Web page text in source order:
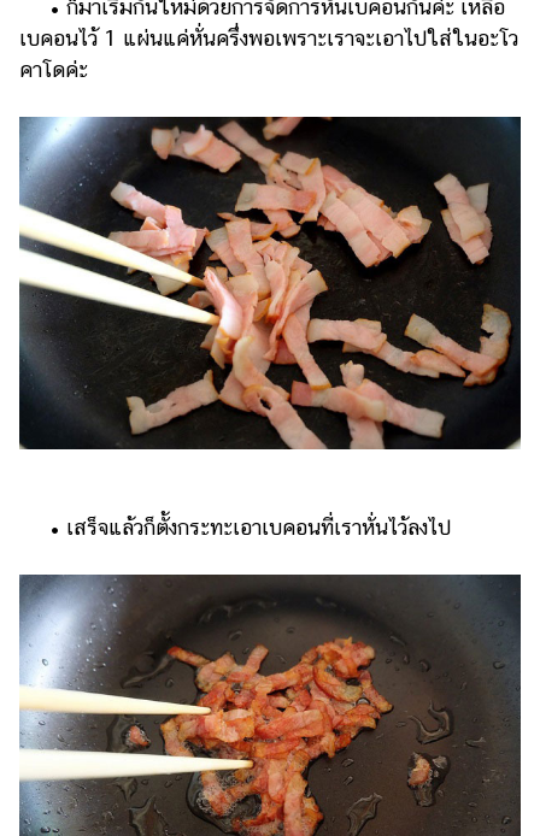
• ก็มาเริ่มกันใหม่ด้วยการจัดการหั่นเบคอนกันค่ะ เหลือ
เบคอนไว้ 1 แผ่นแค่หั่นครึ่งพอเพราะเราจะเอาไปใส่ในอะโว
คาโดค่ะ
• เสร็จแล้วก็ตั้งกระทะเอาเบคอนที่เราหั่นไว้ลงไป